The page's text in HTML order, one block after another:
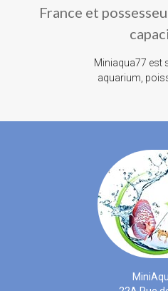
France et
Miniaqua77 est
aquarium,